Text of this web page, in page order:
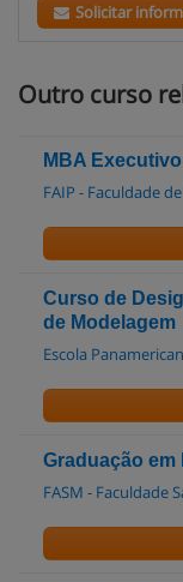
Solicitar
Outro curso
MBA
FAIP - Faculdade
Curso de
de Modelagem
Escola
Graduação em
FASM - Faculdade